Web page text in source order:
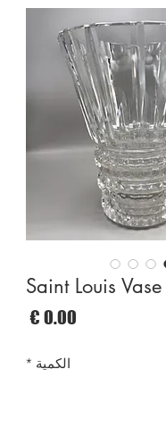
Saint Louis Vase
الكمية *